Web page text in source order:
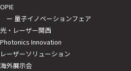
OPIE
ー 量子イノベーションフェア
光・レーザー関西
Photonics Innovation
レーザーソリューション
海外展示会